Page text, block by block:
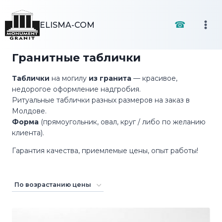
содержимомуELISMA-COM ☎
Гранитные таблички
Таблички на могилу из гранита — красивое,
недорогое оформление надгробия.
Ритуальные таблички разных размеров на заказ в
Молдове.
Форма (прямоугольник, овал, круг / либо по желанию
клиента).
Гарантия качества, приемлемые цены, опыт работы!